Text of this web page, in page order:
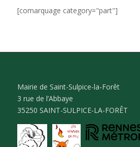
[comarquage category="part"]
Mairie de Saint-Sulpice-la-Forêt
3 rue de l’Abbaye
35250 SAINT-SULPICE-LA-FORÊT